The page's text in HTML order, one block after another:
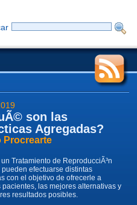
son las
Agregadas?
Procrearte
un Tratamiento de ReproducciÃ³n
pueden efectuarse distintas
con el objetivo de ofrecerle a
pacientes, las mejores alternativas y
resultados posibles.